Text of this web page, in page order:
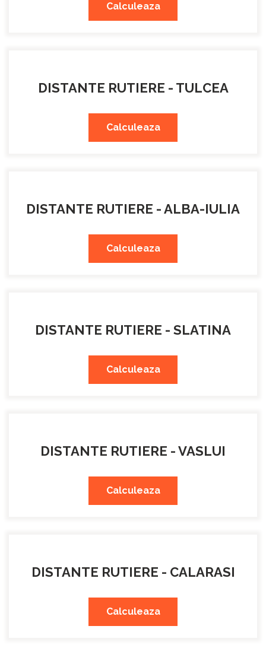
Calculeaza
DISTANTE RUTIERE - TULCEA
Calculeaza
DISTANTE RUTIERE - ALBA-IULIA
Calculeaza
DISTANTE RUTIERE - SLATINA
Calculeaza
DISTANTE RUTIERE - VASLUI
Calculeaza
DISTANTE RUTIERE - CALARASI
Calculeaza